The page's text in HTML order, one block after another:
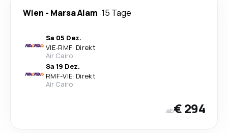
Wien - Marsa Alam 15 Tage
Sa 05 Dez.
VIE-RMF· Direkt
Air Cairo
Sa 19 Dez.
RMF-VIE· Direkt
Air Cairo
ab€ 294